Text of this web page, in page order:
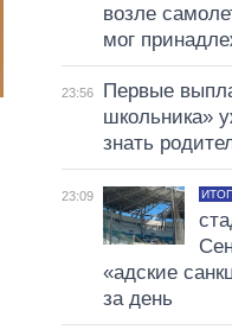
возле
мог
23:56
Первые
школьника»
знать
23:09
«адские
за день